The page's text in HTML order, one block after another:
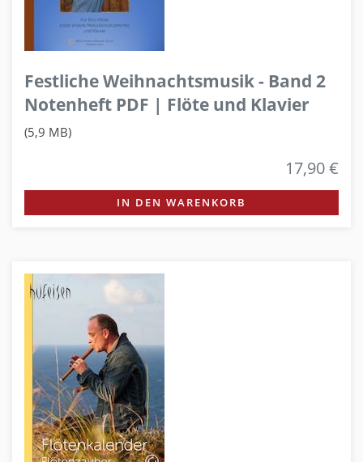
Festliche Weihnachtsmusik - Band 2
Notenheft PDF | Flöte und Klavier
(5,9 MB)
17,90 €
IN DEN WARENKORB